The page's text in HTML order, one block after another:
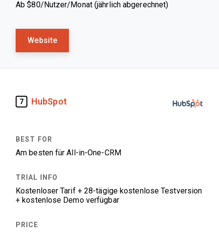
Ab $80/Nutzer/Monat (jährlich abgerechnet)
Website
7 HubSpot
Am besten für All-in-One-CRM
Kostenloser Tarif + 28-tägige kostenlose Testversion
+ kostenlose Demo verfügbar